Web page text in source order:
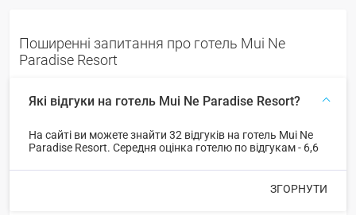
Поширенні запитання про готель Mui Ne
Paradise Resort
Які відгуки на готель Mui Ne Paradise Resort?
На сайті ви можете знайти 32 відгуків на готель Mui Ne
Paradise Resort. Середня оцінка готелю по відгукам - 6,6
ЗГОРНУТИ